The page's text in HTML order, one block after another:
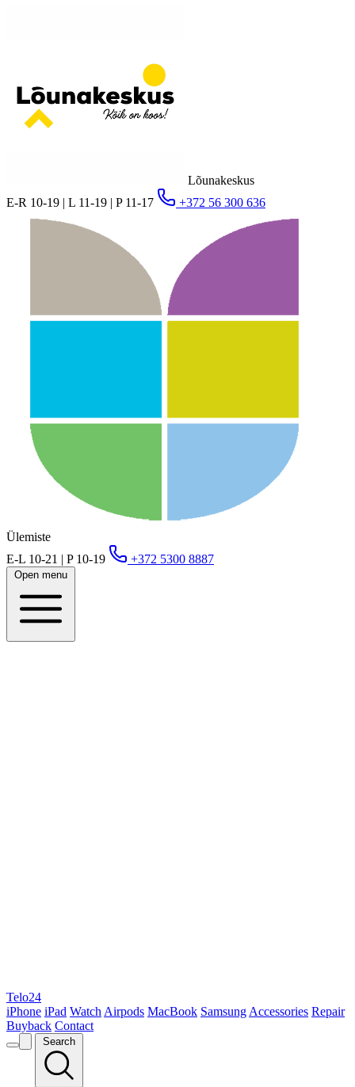
Lõunakeskus
E-R 10-19 | L 11-19 | P 11-17
+372 56 300 636
Ülemiste
E-L 10-21 | P 10-19
+372 5300 8887
Open menu
Telo24
iPhone iPad Watch Airpods MacBook Samsung Accessories Repair
Buyback Contact
Search